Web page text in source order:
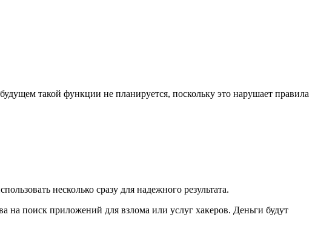
такой функции не планируется, поскольку это нарушает правила
несколько сразу для надежного результата.
на поиск приложений для взлома или услуг хакеров. Деньги будут